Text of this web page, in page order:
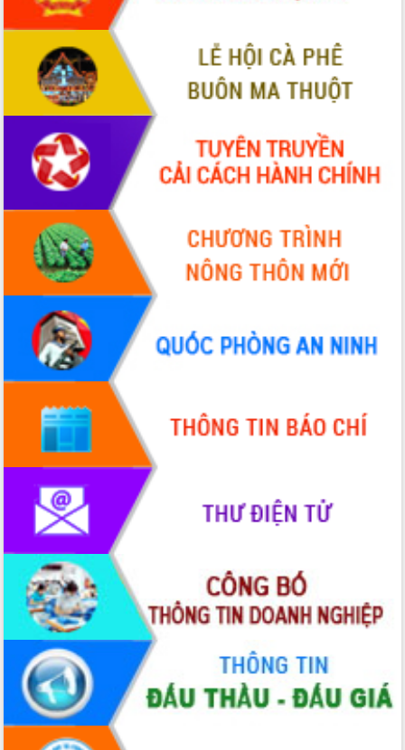
Kết nối tour, đẩy mạnh chuyển đổi số
để phát triển du lịch Đắk Lắk
Khởi động Dự án Đầu tư xây dựng hạ
tầng kỹ thuật Cụm công nghiệp Tân
Gặp mặt các cơ quan báo chí nhân Kỷ
niệm 101 năm Ngày Báo chí Cách
mạng Việt Nam
Đắk Lắk sơ kết 4 năm triển khai thực
hiện Đề án 06 của Chính phủ
Họp báo thông tin về Hội nghị Công bố
Quy hoạch và Xúc tiến đầu tư tỉnh Đắk
Khơi thông điểm nghẽn, đẩy nhanh
giải ngân vốn khắc phục thiên tai
HĐND tỉnh thông qua điều chỉnh Quy
hoạch tỉnh thời kỳ 2021-2030
Hội thảo góp ý hồ sơ điều chỉnh quy
hoạch tỉnh Đắk Lắk thời kỳ 2021-2030,
tầm nhìn đến năm 2050
Nâng cao hiệu quả hoạt động của các
doanh nghiệp nhà nước
Hội nghị triển khai kết nối mạng
truyền số liệu chuyên dùng phục vụ cơ
quan Đảng, Nhà nước
Lễ phát động chuỗi hoạt động chung
tay làm sạch môi trường
Xã Ea Kar bước chuyển mình trong
công tác cải cách hành chính mô hình
mới
UBND tỉnh họp báo định kỳ tháng 4
năm 2026
Hội thảo khoa học “Giải pháp thúc đẩy
phát triển nền kinh tế xanh tại tỉnh
Đắk Lắk”
Tăng cường giám sát, đôn đốc thực
hiện nhiệm vụ quản lý tài sản công
hàng tuần